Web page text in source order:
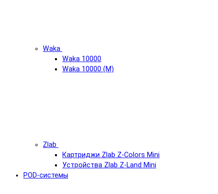
Waka
Waka 10000
Waka 10000 (М)
Zlab
Картриджи Zlab Z-Colors Mini
Устройства Zlab Z-Land Mini
POD-системы